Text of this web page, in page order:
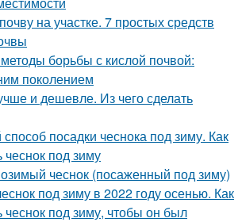
на участке. 7 простых средств
борьбы с кислой почвой:
поколением
и дешевле. Из чего сделать
посадки чеснока под зиму. Как
под зиму
озимый чеснок (посаженный под зиму)
под зиму в 2022 году осенью. Как
чеснок под зиму, чтобы он был